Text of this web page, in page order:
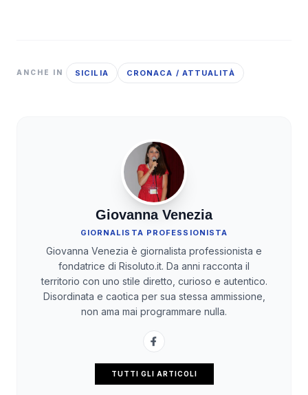
ANCHE IN SICILIA CRONACA / ATTUALITÀ
Giovanna Venezia
GIORNALISTA PROFESSIONISTA
Giovanna Venezia è giornalista professionista e
fondatrice di Risoluto.it. Da anni racconta il
territorio con uno stile diretto, curioso e autentico.
Disordinata e caotica per sua stessa ammissione,
non ama mai programmare nulla.
TUTTI GLI ARTICOLI